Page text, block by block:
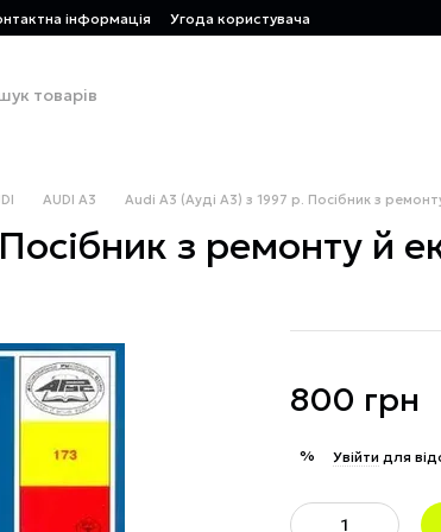
інформація Угода користувача
AUDI A3 Audi A3 (Ауді А3) з 1997 р. Посібник з
з ремонту й
800 грн
% Увійти для